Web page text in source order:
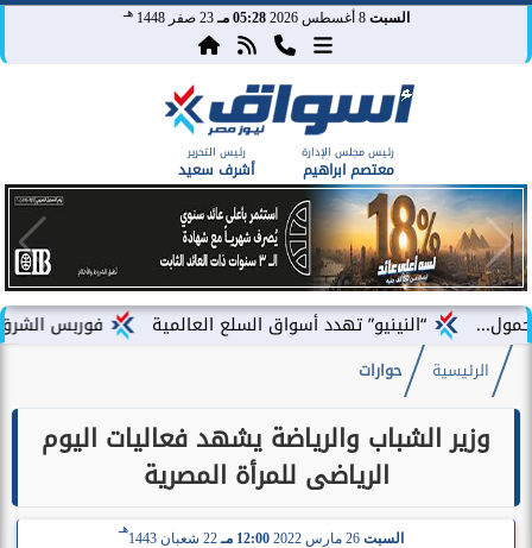
السبت 8 أغسطس 2026 05:28 مـ 23 صفر 1448 هـ
رئيس مجلس الإدارة
معتصم ابراهيم
رئيس التحرير
أشرف سعيد
فوربس الشرق الأوسط “النينيو” تهدد أسواق السلع العالمية
الرئيسية حوارات
وزير الشباب والرياضة يشهد فعاليات اليوم
الرياضى للمرأة المصرية
السبت 12:00 مـ 22 شعبان 1443
هـ